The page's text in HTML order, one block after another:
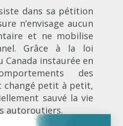
dans sa pétition
n’envisage aucun
et ne mobilise
Grâce à la loi
Canada instaurée en
des
changé petit à petit,
sauvé la vie
autoroutiers.